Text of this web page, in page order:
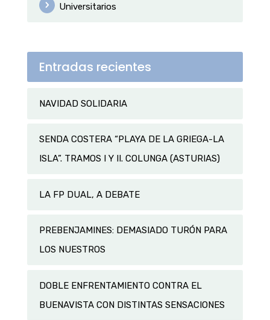
Universitarios
Entradas recientes
NAVIDAD SOLIDARIA
SENDA COSTERA “PLAYA DE LA GRIEGA-LA
ISLA”. TRAMOS I Y II. COLUNGA (ASTURIAS)
LA FP DUAL, A DEBATE
PREBENJAMINES: DEMASIADO TURÓN PARA
LOS NUESTROS
DOBLE ENFRENTAMIENTO CONTRA EL
BUENAVISTA CON DISTINTAS SENSACIONES